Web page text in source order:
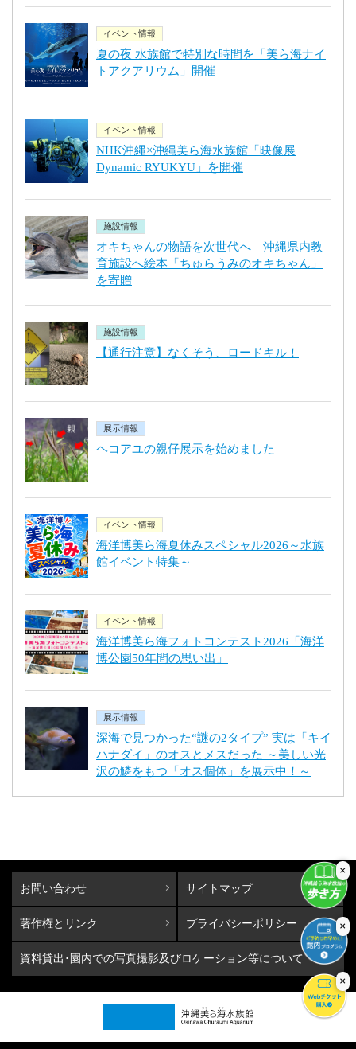
イベント情報
夏の夜 水族館で特別な時間を「美ら海ナイ
トアクアリウム」開催
イベント情報
NHK沖縄×沖縄美ら海水族館「映像展
Dynamic RYUKYU」を開催
施設情報
オキちゃんの物語を次世代へ 沖縄県内教
育施設へ絵本「ちゅらうみのオキちゃん」
を寄贈
施設情報
【通行注意】なくそう、ロードキル！
展示情報
ヘコアユの親仔展示を始めました
イベント情報
海洋博美ら海夏休みスペシャル2026～水族
館イベント特集～
イベント情報
海洋博美ら海フォトコンテスト2026「海洋
博公園50年間の思い出」
展示情報
深海で見つかった“謎の2タイプ” 実は「キイ
ハナダイ」のオスとメスだった ～美しい光
沢の鱗をもつ「オス個体」を展示中！～
×
×
×
お問い合わせ サイトマップ
著作権とリンク プライバシーポリシー
資料貸出･園内での写真撮影及びロケーション等について